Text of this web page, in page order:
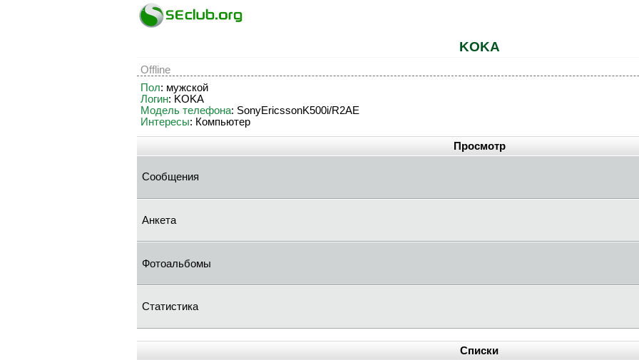
KOKA
Offline
Пол: мужской
Логин: KOKA
Модель телефона: SonyEricssonK500i/R2AE
Интересы: Компьютер
Просмотр
Сообщения
Анкета
Фотоальбомы
Статистика
Списки